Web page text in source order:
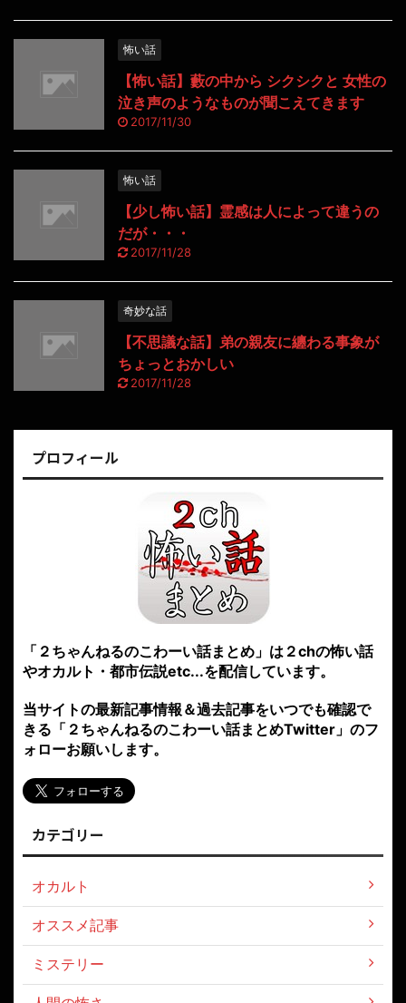
怖い話
【怖い話】藪の中から シクシクと 女性の
泣き声のようなものが聞こえてきます
2017/11/30
怖い話
【少し怖い話】霊感は人によって違うの
だが・・・
2017/11/28
奇妙な話
【不思議な話】弟の親友に纏わる事象が
ちょっとおかしい
2017/11/28
プロフィール
「２ちゃんねるのこわーい話まとめ」は２chの怖い話
やオカルト・都市伝説etc...を配信しています。
当サイトの最新記事情報＆過去記事をいつでも確認で
きる「２ちゃんねるのこわーい話まとめTwitter」のフ
ォローお願いします。
カテゴリー
オカルト
オススメ記事
ミステリー